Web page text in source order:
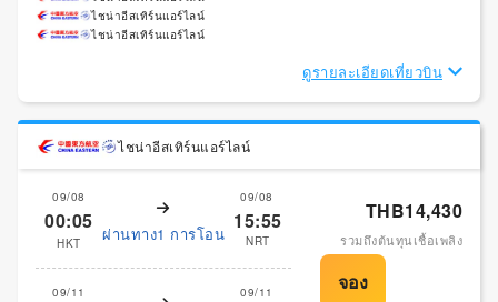
ไชน่าอีสเทิร์นแอร์ไลน์
ไชน่าอีสเทิร์นแอร์ไลน์
ดูรายละเอียดเที่ยวบิน
ไชน่าอีสเทิร์นแอร์ไลน์
09/08
00:05
HKT ผ่านทาง1 การโอน
09/08
15:55
NRT
09/11 09/11
THB14,430
รวมถึงต้นทุนเชื้อเพลิง